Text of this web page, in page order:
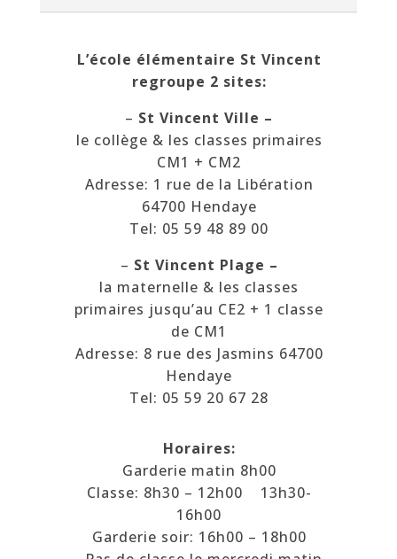
L’école élémentaire St Vincent
regroupe 2 sites:
– St Vincent Ville –
le collège & les classes primaires
CM1 + CM2
Adresse: 1 rue de la Libération
64700 Hendaye
Tel: 05 59 48 89 00
– St Vincent Plage –
la maternelle & les classes
primaires jusqu’au CE2 + 1 classe
de CM1
Adresse: 8 rue des Jasmins 64700
Hendaye
Tel: 05 59 20 67 28
Horaires:
Garderie matin 8h00
Classe: 8h30 – 12h00 13h30-
16h00
Garderie soir: 16h00 – 18h00